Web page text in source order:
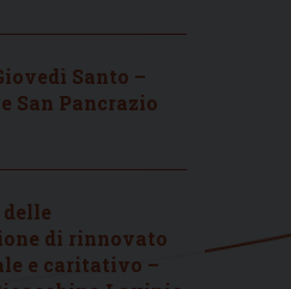
Santo –
San Pancrazio
di rinnovato
e caritativo –